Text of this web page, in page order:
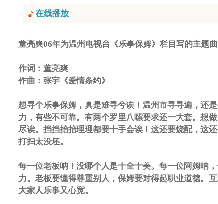
在线播放
董亮爽06年为温州电视台《乐事保姆》栏目写的主题
作词：董亮爽
作曲：张宇《爱情条约》
想寻个乐事保姆，真是难寻兮诶！温州市寻寻遍，还
力，有些不可靠。有两个罗里八嗦要求还一大套。想
尽诶。挡挡抬抬理理都要十手会诶！这还要烧配，这
打扫太没坯。
每一位老板呐！没哪个人是十全十美。每一位阿姆呐
力。老板要懂得尊重别人，保姆要对得起职业道德。
大家人乐事又心宽。